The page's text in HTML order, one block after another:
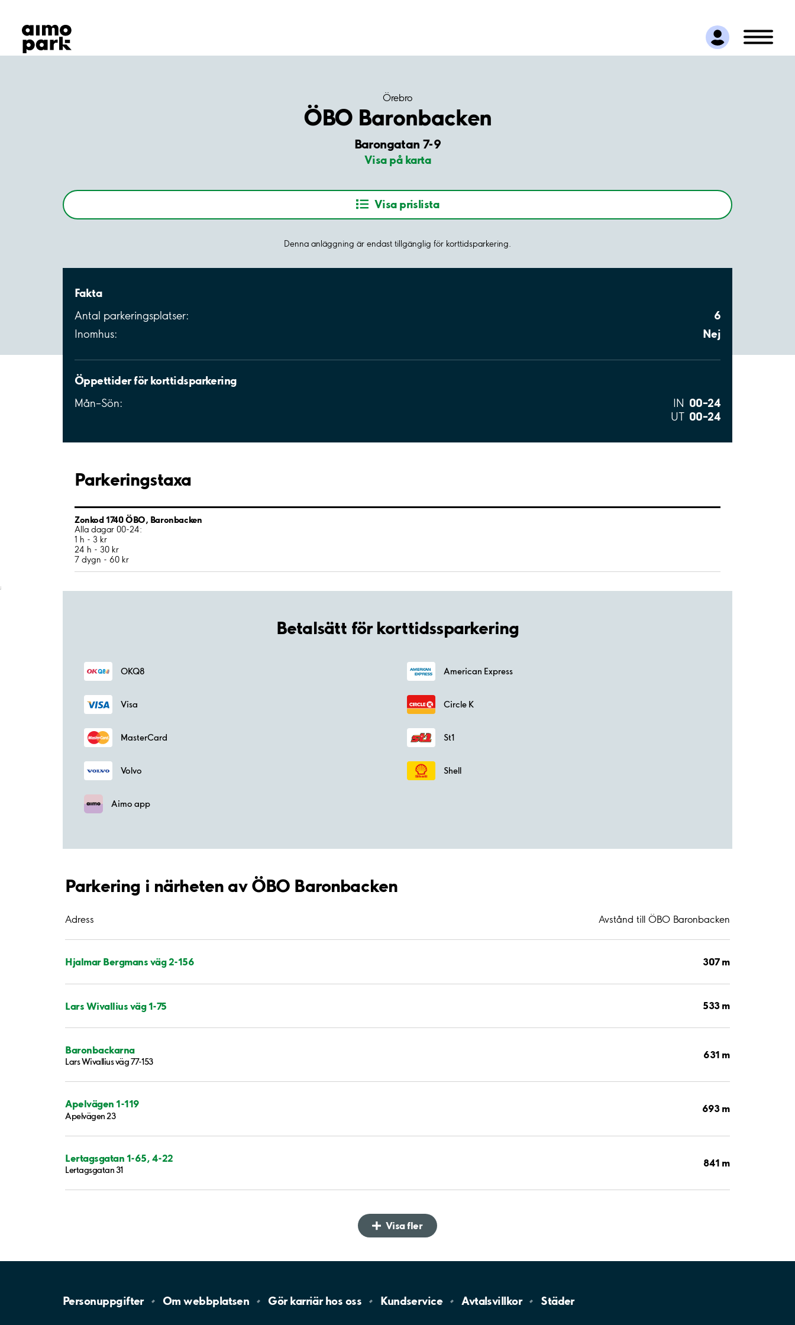
Hitta parkering
Samarbete
Kundservice
Örebro
ÖBO Baronbacken
Barongatan 7-9
Visa på karta
Visa prislista
Denna anläggning är endast tillgänglig för korttidsparkering.
Fakta
Antal parkeringsplatser: 6
Inomhus: Nej
Öppettider för korttidsparkering
Mån–Sön: IN 00–24
UT 00–24
Parkeringstaxa
Zonkod 1740 ÖBO, Baronbacken
Alla dagar 00-24:
1 h - 3 kr
24 h - 30 kr
7 dygn - 60 kr
;
Betalsätt för korttidssparkering
OKQ8 American Express
Visa Circle K
MasterCard St1
Volvo Shell
Aimo app
Parkering i närheten av ÖBO Baronbacken
Adress Avstånd till ÖBO Baronbacken
Hjalmar Bergmans väg 2-156 307 m
Lars Wivallius väg 1-75 533 m
Baronbackarna
Lars Wivallius väg 77-153
631 m
Apelvägen 1-119
Apelvägen 23
693 m
Lertagsgatan 1-65, 4-22
Lertagsgatan 31
841 m
Visa fler
Personuppgifter Omwebbplatsen Gör karriär hos oss Kundservice Avtalsvillkor Städer